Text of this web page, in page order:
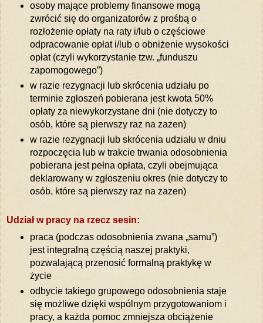
osoby mające problemy finansowe mogą
zwrócić się do organizatorów z prośbą o
rozłożenie opłaty na raty i/lub o częściowe
odpracowanie opłat i/lub o obniżenie wysokości
opłat (czyli wykorzystanie tzw. „funduszu
zapomogowego”)
w razie rezygnacji lub skrócenia udziału po
terminie zgłoszeń pobierana jest kwota 50%
opłaty za niewykorzystane dni (nie dotyczy to
osób, które są pierwszy raz na zazen)
w razie rezygnacji lub skrócenia udziału w dniu
rozpoczęcia lub w trakcie trwania odosobnienia
pobierana jest pełna opłata, czyli obejmująca
deklarowany w zgłoszeniu okres (nie dotyczy to
osób, które są pierwszy raz na zazen)
Udział w pracy na rzecz sesin:
praca (podczas odosobnienia zwana „samu”)
jest integralną częścią naszej praktyki,
pozwalającą przenosić formalną praktykę w
życie
odbycie takiego grupowego odosobnienia staje
się możliwe dzięki wspólnym przygotowaniom i
pracy, a każda pomoc zmniejsza obciążenie